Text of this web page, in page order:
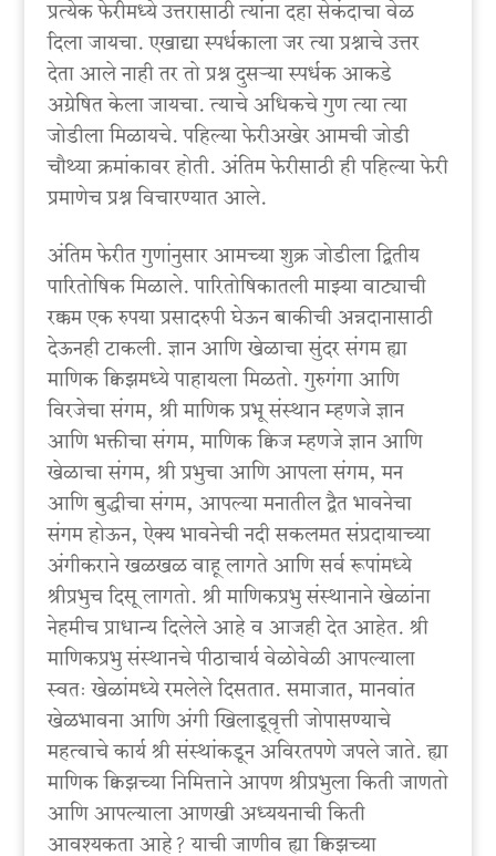
प्रत्येक फेरीमध्ये उत्तरासाठी त्यांना दहा सेकंदाचा वेळ
दिला जायचा. एखाद्या स्पर्धकाला जर त्या प्रश्नाचे उत्तर
देता आले नाही तर तो प्रश्न दुसऱ्या स्पर्धक आकडे
अग्रेषित केला जायचा. त्याचे अधिकचे गुण त्या त्या
जोडीला मिळायचे. पहिल्या फेरीअखेर आमची जोडी
चौथ्या क्रमांकावर होती. अंतिम फेरीसाठी ही पहिल्या फेरी
प्रमाणेच प्रश्न विचारण्यात आले.‌
अंतिम फेरीत गुणांनुसार आमच्या शुक्र जोडीला द्वितीय
पारितोषिक मिळाले. पारितोषिकातली माझ्या वाट्याची
रक्कम एक रुपया प्रसादरुपी घेऊन बाकीची अन्नदानासाठी
देऊनही टाकली. ज्ञान आणि खेळाचा सुंदर संगम ह्या
माणिक क्विझमध्ये पाहायला मिळतो. गुरुगंगा आणि
विरजेचा संगम, श्री माणिक प्रभू संस्थान म्हणजे ज्ञान
आणि भक्तीचा संगम, माणिक क्विज म्हणजे ज्ञान आणि
खेळाचा संगम, श्री प्रभुचा आणि आपला संगम, मन
आणि बुद्धीचा संगम, आपल्या मनातील द्वैत भावनेचा
संगम होऊन, ऐक्य भावनेची नदी सकलमत संप्रदायाच्या
अंगीकराने खळखळ वाहू लागते आणि सर्व रूपांमध्ये
श्रीप्रभुच दिसू लागतो. श्री माणिकप्रभु संस्थानाने खेळांना
नेहमीच प्राधान्य दिलेले आहे व आजही देत आहेत. श्री
माणिकप्रभु संस्थानचे पीठाचार्य वेळोवेळी आपल्याला
स्वतः खेळांमध्ये रमलेले दिसतात. समाजात, मानवांत
खेळभावना आणि अंगी खिलाडूवृत्ती जोपासण्याचे
महत्वाचे कार्य श्री संस्थांकडून अविरतपणे जपले जाते. ह्या
माणिक क्विझच्या निमित्ताने आपण श्रीप्रभुला किती जाणतो
आणि आपल्याला आणखी अध्ययनाची किती
आवश्यकता आहे? याची जाणीव ह्या क्विझच्या